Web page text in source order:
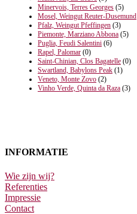
Minervois, Terres Georges (5)
Mosel, Weingut Reuter-Dusemund
Pfalz, Weingut Pfeffingen (3)
Piemonte, Marziano Abbona (5)
Puglia, Feudi Salentini (6)
Rapel, Palomar (0)
Saint-Chinian, Clos Bagatelle (0)
Swartland, Babylons Peak (1)
Veneto, Monte Zovo (2)
Vinho Verde, Quinta da Raza (3)
INFORMATIE
Wie zijn wij?
Referenties
Impressie
Contact